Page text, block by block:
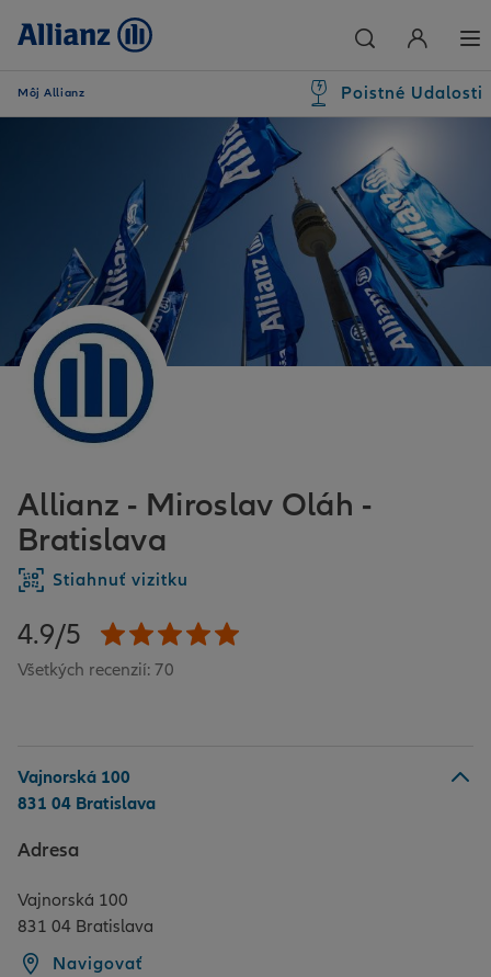
Môj Allianz Poistné Udalosti
Allianz - Miroslav Oláh -
Bratislava
Stiahnuť vizitku
4.9/5
Všetkých recenzií: 70
Vajnorská 100
831 04 Bratislava
Adresa
Vajnorská 100
831 04 Bratislava
Navigovať